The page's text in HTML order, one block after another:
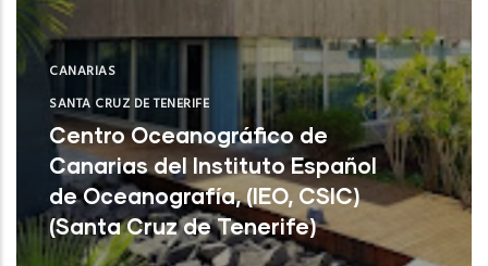
CANARIAS
SANTA CRUZ DE TENERIFE
Centro Oceanográfico de
Canarias del Instituto Español
de Oceanografía, (IEO, CSIC)
(Santa Cruz de Tenerife)